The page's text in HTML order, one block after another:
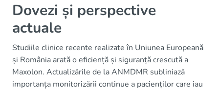
Dovezi și perspective
actuale
Studiile clinice recente realizate în Uniunea Europeană
și România arată o eficiență și siguranță crescută a
Maxolon. Actualizările de la ANMDMR subliniază
importanța monitorizării continue a pacienților care iau